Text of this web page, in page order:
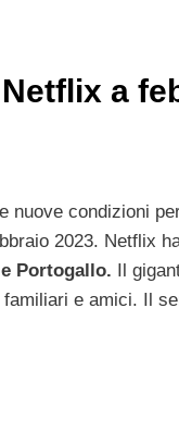
a
nuove condizioni
2023. Netflix
Portogallo. Il
e amici. Il